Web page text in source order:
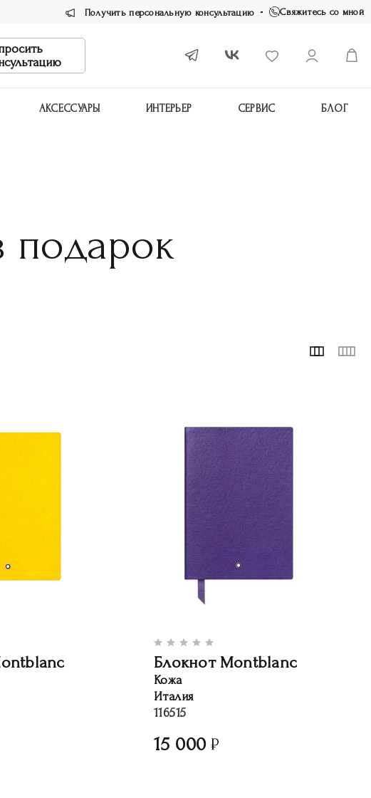
Получить персональную консультацию Свяжитесь со мной
АКСЕССУАРЫ ИНТЕРЬЕР СЕРВИС БЛОГ
подарок
Блокнот Montblanc
Кожа
Италия
116515
15 000